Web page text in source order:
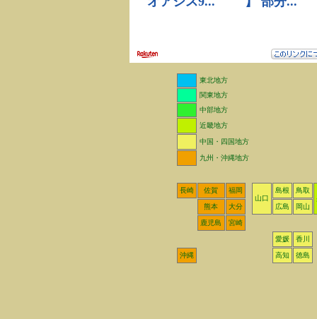
東北地方
関東地方
中部地方
近畿地方
中国・四国地方
九州・沖縄地方
長崎 佐賀
福岡
山口
島根
鳥取
熊本
大分 広島 岡山
鹿児島 宮崎
愛媛 香川
沖縄 高知 徳島